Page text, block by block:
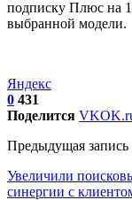
подписку Плюс на
выбранной модели.
Яндекс
0 431
Поделится VK
Предыдущая запись
Увеличили
синергии с